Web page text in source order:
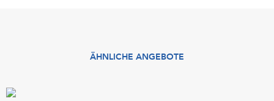
ÄHNLICHE ANGEBOTE